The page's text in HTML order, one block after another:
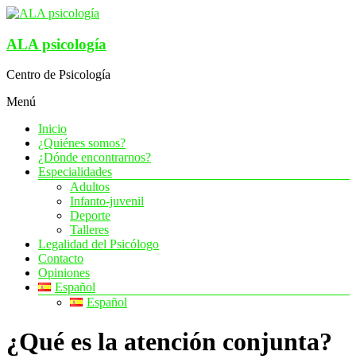
Saltar
contenido
ALA psicología
Centro de Psicología
Menú
Inicio
¿Quiénes somos?
¿Dónde encontrarnos?
Especialidades
Adultos
Infanto-juvenil
Deporte
Talleres
Legalidad del Psicólogo
Contacto
Opiniones
Español
Español
¿Qué es la atención conjunta?